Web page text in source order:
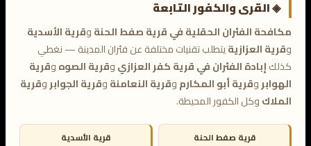
◈ القرى والكفور التابعة
مكافحة الفئران الحقلية في قرية صفط الحنةوقرية الأسدية
وقرية العزازيةيتطلب تقنيات مختلفة عن فئران المدينة — نغطي
كذلكإبادة الفئران في قرية كفر العزازيوقرية الصوهوقرية
الهوابروقرية أبو المكارموقرية النعامنةوقرية الجوابروقرية
الملاكوكل الكفور المحيطة.
قرية صفط الحنة قرية الأسدية